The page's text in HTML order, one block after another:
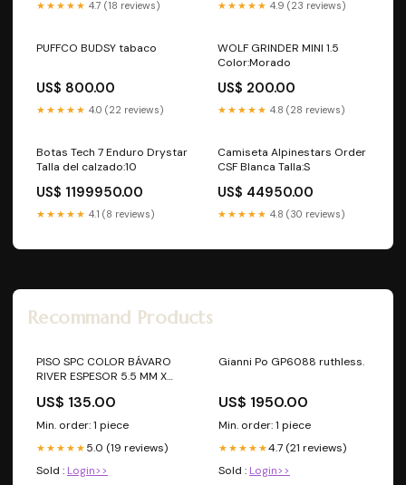
★★★★★ 4.7 (18 reviews) ★★★★★ 4.9 (23 reviews)
PUFFCO BUDSY tabaco
US$ 800.00
★★★★★ 4.0 (22 reviews)
WOLF GRINDER MINI 1.5
Color:Morado
US$ 200.00
★★★★★ 4.8 (28 reviews)
Botas Tech 7 Enduro Drystar
Talla del calzado:10
US$ 1199950.00
★★★★★ 4.1 (8 reviews)
Camiseta Alpinestars Order
CSF Blanca Talla:S
US$ 44950.00
★★★★★ 4.8 (30 reviews)
Recommand Products
PISO SPC COLOR BÁVARO
RIVER ESPESOR 5.5 MM X
US$ 135.00
Min. order: 1 piece
★★★★★ 5.0 (19 reviews)
Sold : Login>>
Gianni Po GP6088 ruthless.
US$ 1950.00
Min. order: 1 piece
★★★★★4.7 (21 reviews)
Sold : Login>>